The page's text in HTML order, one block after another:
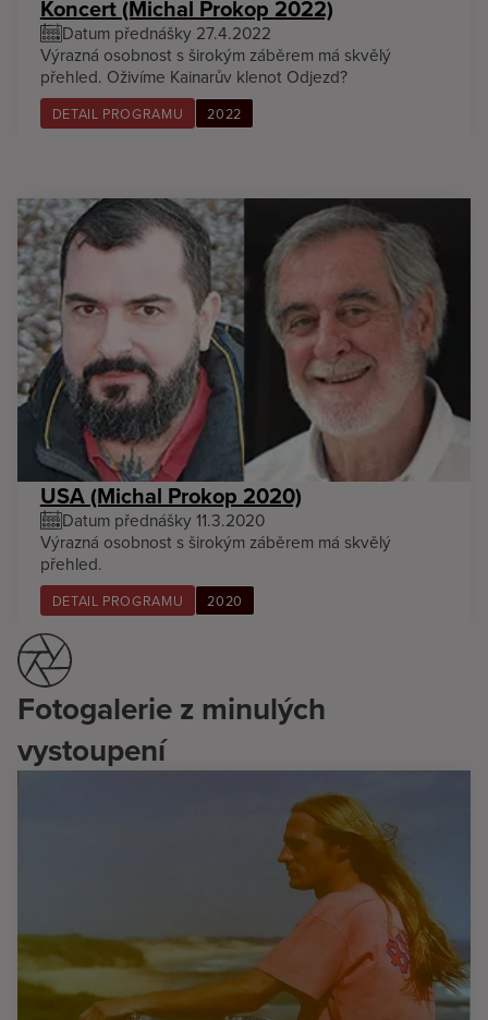
Koncert (Michal Prokop 2022)
Datum přednášky 27.4.2022
Výrazná osobnost s širokým záběrem má skvělý
přehled. Oživíme Kainarův klenot Odjezd?
DETAIL PROGRAMU 2022
USA (Michal Prokop 2020)
Datum přednášky 11.3.2020
Výrazná osobnost s širokým záběrem má skvělý
přehled.
DETAIL PROGRAMU 2020
Fotogalerie z minulých
vystoupení